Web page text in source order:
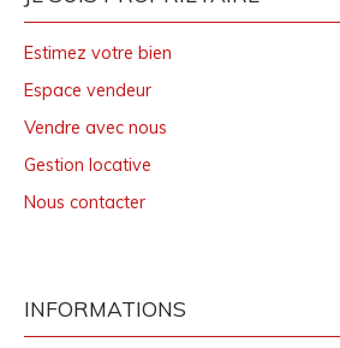
Estimez votre bien
Espace vendeur
Vendre avec nous
Gestion locative
Nous contacter
INFORMATIONS